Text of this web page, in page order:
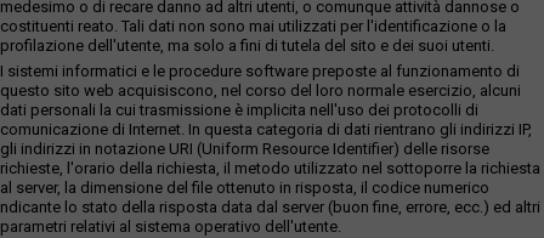
medesimo o di recare danno ad altri utenti, o comunque attività dannose o
costituenti reato. Tali dati non sono mai utilizzati per l'identificazione o la
profilazione dell'utente, ma solo a fini di tutela del sito e dei suoi utenti.
I sistemi informatici e le procedure software preposte al funzionamento di
questo sito web acquisiscono, nel corso del loro normale esercizio, alcuni
dati personali la cui trasmissione è implicita nell'uso dei protocolli di
comunicazione di Internet. In questa categoria di dati rientrano gli indirizzi IP,
gli indirizzi in notazione URI (Uniform Resource Identifier) delle risorse
richieste, l'orario della richiesta, il metodo utilizzato nel sottoporre la richiesta
al server, la dimensione del file ottenuto in risposta, il codice numerico
ndicante lo stato della risposta data dal server (buon fine, errore, ecc.) ed altri
parametri relativi al sistema operativo dell'utente.